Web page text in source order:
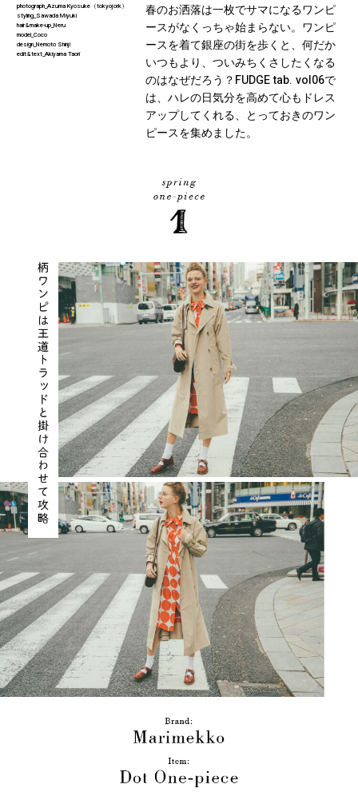
photograph_Azuma Kyosuke（tokyojork）
styling_Sawada Miyuki
hair&make-up_Neru
model_Coco
design_Nemoto Shinji
edit&text_Akiyama Taori
春のお洒落は一枚でサマになるワンピ
ースがなくっちゃ始まらない。ワンピ
ースを着て銀座の街を歩くと、何だか
いつもより、ついみちくさしたくなる
のはなぜだろう？FUDGE tab. vol06で
は、ハレの日気分を高めて心もドレス
アップしてくれる、とっておきのワン
ピースを集めました。